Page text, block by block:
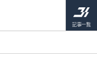
記事一覧